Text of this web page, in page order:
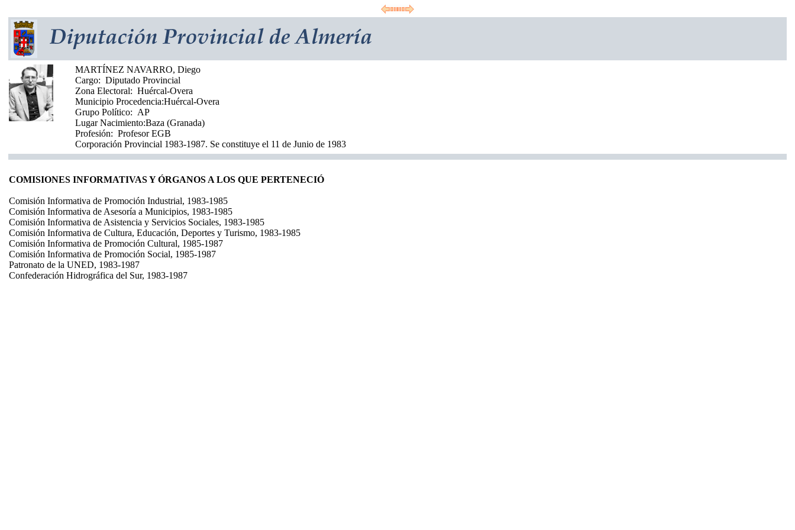
MARTÍNEZ NAVARRO, Diego
Cargo: Diputado Provincial
Zona Electoral: Huércal-Overa
Municipio Procedencia:Huércal-Overa
Grupo Político: AP
Lugar Nacimiento:Baza (Granada)
Profesión: Profesor EGB
Corporación Provincial 1983-1987. Se constituye el 11 de Junio de 1983
COMISIONES INFORMATIVAS Y ÓRGANOS A LOS QUE PERTENECIÓ
Comisión Informativa de Promoción Industrial, 1983-1985
Comisión Informativa de Asesoría a Municipios, 1983-1985
Comisión Informativa de Asistencia y Servicios Sociales, 1983-1985
Comisión Informativa de Cultura, Educación, Deportes y Turismo, 1983-1985
Comisión Informativa de Promoción Cultural, 1985-1987
Comisión Informativa de Promoción Social, 1985-1987
Patronato de la UNED, 1983-1987
Confederación Hidrográfica del Sur, 1983-1987